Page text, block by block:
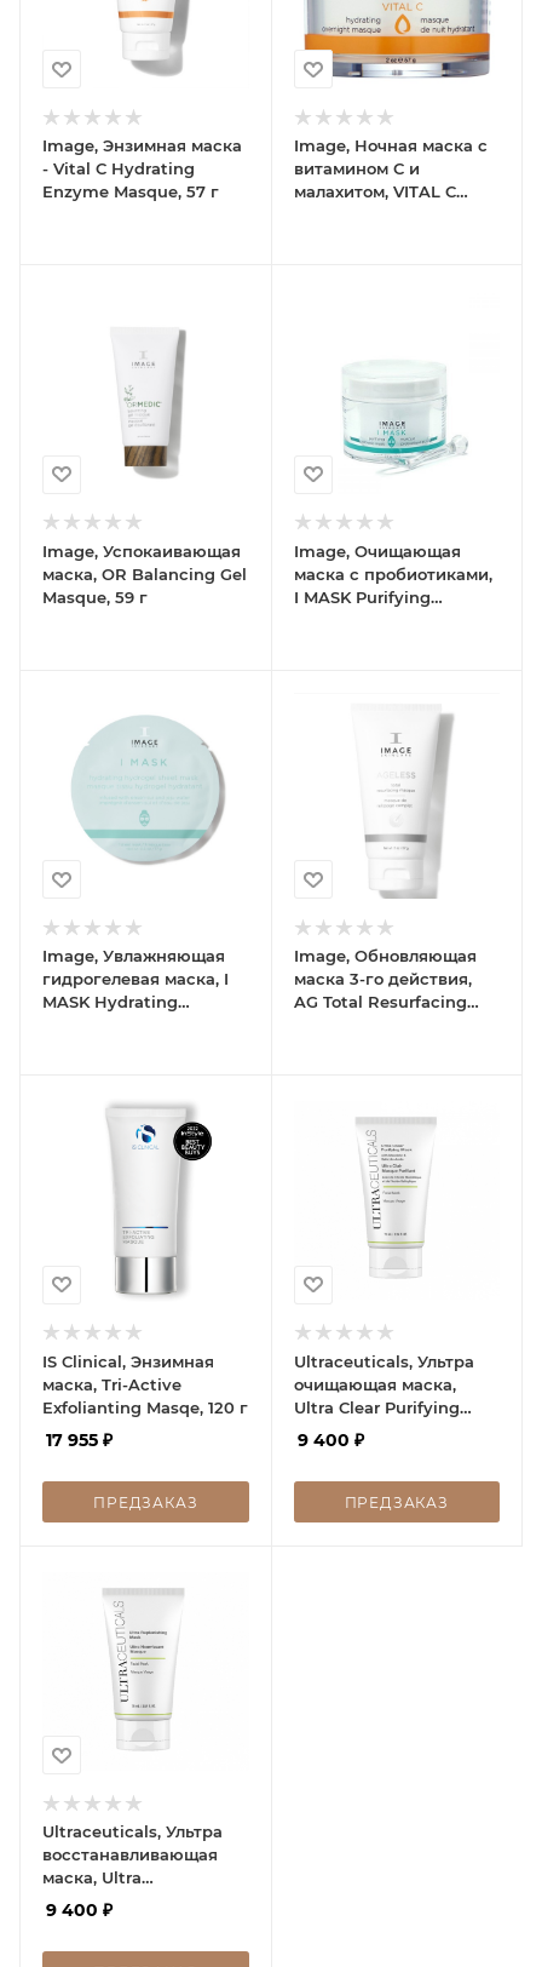
Image, Энзимная маска
- Vital C Hydrating
Enzyme Masque, 57 г
Image, Ночная маска с
витамином С и
малахитом, VITAL C
Image, Успокаивающая
маска, OR Balancing Gel
Masque, 59 г
Image, Очищающая
маска с пробиотиками,
I MASK Purifying
Image, Увлажняющая
гидрогелевая маска, I
MASK Hydrating
Image, Обновляющая
маска 3-го действия,
AG Total Resurfacing
IS Clinical, Энзимная
маска, Tri-Active
Exfolianting Masqe, 120 г
17 955 ₽
ПРЕДЗАКАЗ
Ultraceuticals, Ультра
очищающая маска,
Ultra Clear Purifying
Mask, 75 мл
9 400 ₽
ПРЕДЗАКАЗ
Ultraceuticals, Ультра
восстанавливающая
маска, Ultra
Replenishing Mask, 75
9 400 ₽